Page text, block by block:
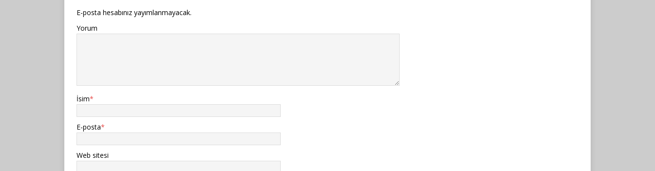
E-posta hesabınız yayımlanmayacak.
Yorum
İsim*
E-posta*
Web sitesi